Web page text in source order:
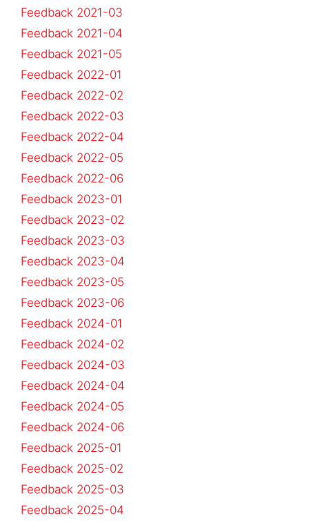
Feedback 2021-03
Feedback 2021-04
Feedback 2021-05
Feedback 2022-01
Feedback 2022-02
Feedback 2022-03
Feedback 2022-04
Feedback 2022-05
Feedback 2022-06
Feedback 2023-01
Feedback 2023-02
Feedback 2023-03
Feedback 2023-04
Feedback 2023-05
Feedback 2023-06
Feedback 2024-01
Feedback 2024-02
Feedback 2024-03
Feedback 2024-04
Feedback 2024-05
Feedback 2024-06
Feedback 2025-01
Feedback 2025-02
Feedback 2025-03
Feedback 2025-04